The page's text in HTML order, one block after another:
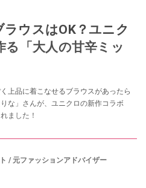
ウスはOK？ユニク
る「大人の甘辛ミッ
上品に着こなせるブラウスがあったら
な」さんが、ユニクロの新作コラボ
ました！
/ 元ファッションアドバイザー